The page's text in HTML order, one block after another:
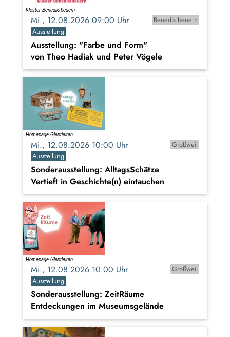
Mi., 12.08.2026 09:00 Uhr
Benediktbeuern
Ausstellung
Ausstellung: "Farbe und Form"
von Theo Hadiak und Peter Vögele
Mi., 12.08.2026 10:00 Uhr
Großweil
Ausstellung
Sonderausstellung: AlltagsSchätze
Vertieft in Geschichte(n) eintauchen
Mi., 12.08.2026 10:00 Uhr
Großweil
Ausstellung
Sonderausstellung: ZeitRäume
Entdeckungen im Museumsgelände